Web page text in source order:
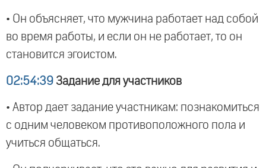
• Он объясняет, что мужчина работает над собой
во время работы, и если он не работает, то он
становится эгоистом.
02:54:39 Задание для участников
• Автор дает задание участникам: познакомиться
с одним человеком противоположного пола и
учиться общаться.